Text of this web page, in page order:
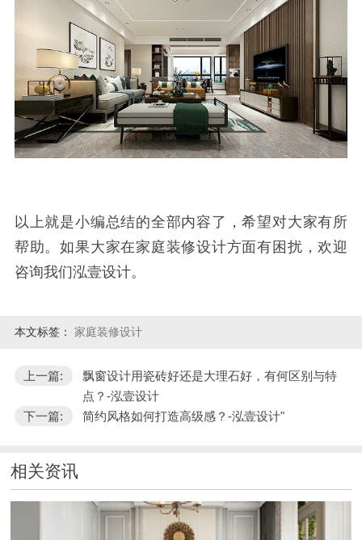
以上就是小编总结的全部内容了，希望对大家有所
帮助。如果大家在家庭装修设计方面有困扰，欢迎
咨询我们泓壹设计。
本文标签： 家庭装修设计
上一篇:
飘窗设计用瓷砖好还是大理石好，有何区别与特
点？-泓壹设计
下一篇:
简约风格如何打造高级感？-泓壹设计"
相关资讯